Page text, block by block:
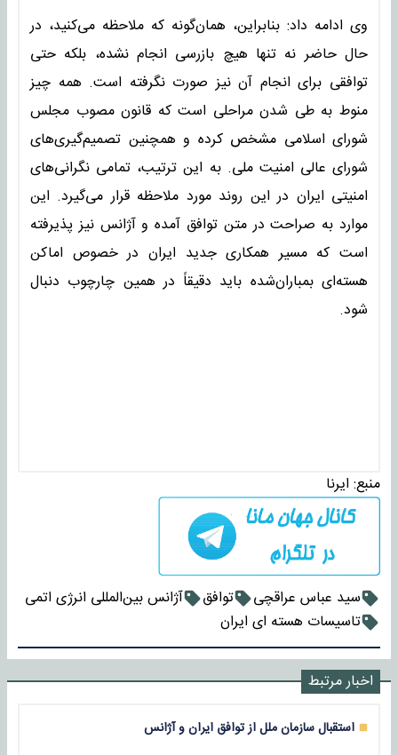
وی ادامه داد: بنابراین، همان‌گونه که ملاحظه می‌کنید، در
حال حاضر نه تنها هیچ بازرسی انجام نشده، بلکه حتی
توافقی برای انجام آن نیز صورت نگرفته است. همه چیز
منوط به طی شدن مراحلی است که قانون مصوب مجلس
شورای اسلامی مشخص کرده و همچنین تصمیم‌گیری‌های
شورای عالی امنیت ملی. به این ترتیب، تمامی نگرانی‌های
امنیتی ایران در این روند مورد ملاحظه قرار می‌گیرد. این
موارد به صراحت در متن توافق آمده و آژانس نیز پذیرفته
است که مسیر همکاری جدید ایران در خصوص اماکن
هسته‌ای بمباران‌شده باید دقیقاً در همین چارچوب دنبال
شود.
منبع: ایرنا
سید عباس عراقچی توافق
آژانس بین‌المللی انرژی اتمی
تاسیسات هسته ای ایران
اخبار مرتبط
استقبال سازمان ملل از توافق ایران و آژانس